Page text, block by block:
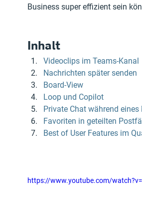
Business super effizient sein
Inhalt
Videoclips im Teams-Kanal
Nachrichten später senden
Board-View
Loop und Copilot
Private Chat während eines
Favoriten in geteilten
Best of User Features im
https://www.youtube.com/